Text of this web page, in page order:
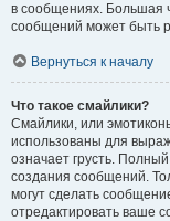
в сообщениях. Большая
сообщений может быть
Вернуться к началу
Что такое смайлики?
Смайлики, или
использованы для
означает грусть.
создания сообщений.
могут сделать
отредактировать ваше